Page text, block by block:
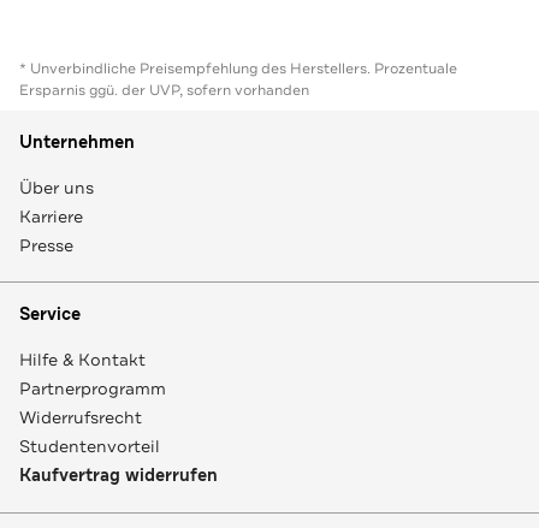
* Unverbindliche Preisempfehlung des Herstellers. Prozentuale
Ersparnis ggü. der UVP, sofern vorhanden
Unternehmen
Über uns
Karriere
Presse
Service
Hilfe & Kontakt
Partnerprogramm
Widerrufsrecht
Studentenvorteil
Kaufvertrag widerrufen